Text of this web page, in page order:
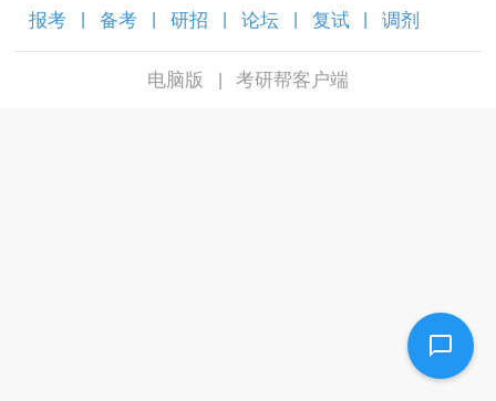
报考 备考 研招 论坛 复试 调剂
电脑版 考研帮客户端